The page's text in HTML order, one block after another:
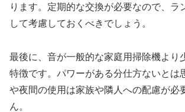
ります。定期的な交換が必要なので、ラ
して考慮しておくべきでしょう。
最後に、音が一般的な家庭用掃除機より
特徴です。パワーがある分仕方ないとは
や夜間の使用は家族や隣人への配慮が必
ん。